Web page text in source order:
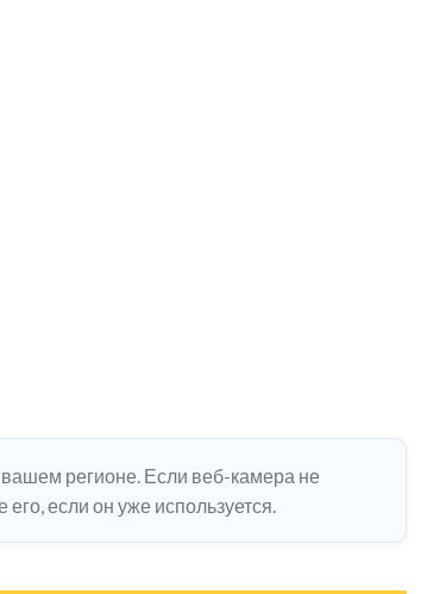
регионе. Если веб-камера не
если он уже используется.